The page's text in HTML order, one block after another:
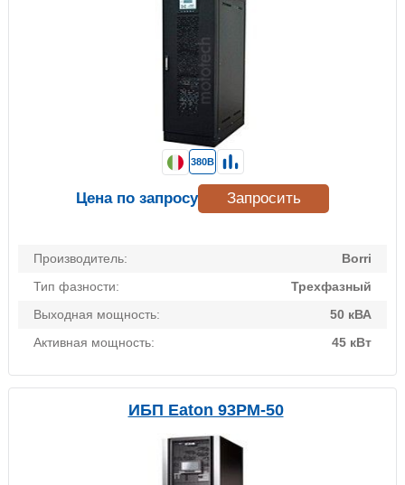
Производитель:
Borri
Тип фазности:
Трехфазный
Выходная мощность:
50 кВА
Активная мощность:
45 кВт
380В
Цена по запросу Запросить
ИБП Eaton 93PM-50